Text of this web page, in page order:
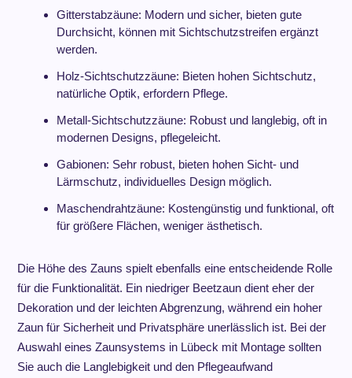
Gitterstabzäune: Modern und sicher, bieten gute
Durchsicht, können mit Sichtschutzstreifen ergänzt
werden.
Holz-Sichtschutzzäune: Bieten hohen Sichtschutz,
natürliche Optik, erfordern Pflege.
Metall-Sichtschutzzäune: Robust und langlebig, oft in
modernen Designs, pflegeleicht.
Gabionen: Sehr robust, bieten hohen Sicht- und
Lärmschutz, individuelles Design möglich.
Maschendrahtzäune: Kostengünstig und funktional, oft
für größere Flächen, weniger ästhetisch.
Die Höhe des Zauns spielt ebenfalls eine entscheidende Rolle
für die Funktionalität. Ein niedriger Beetzaun dient eher der
Dekoration und der leichten Abgrenzung, während ein hoher
Zaun für Sicherheit und Privatsphäre unerlässlich ist. Bei der
Auswahl eines Zaunsystems in Lübeck mit Montage sollten
Sie auch die Langlebigkeit und den Pflegeaufwand